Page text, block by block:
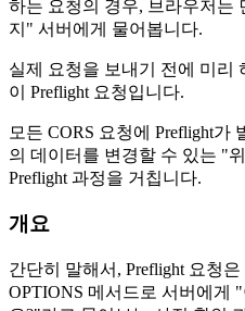
하는 요청의 경우, 브라우저는
지" 서버에게 물어봅니다.
실제 요청을 보내기 전에 미리
이 Preflight 요청입니다.
모든 CORS 요청에 Preflight가
의 데이터를 변경할 수 있는 "
Preflight 과정을 거칩니다.
개요
간단히 말해서, Preflight 요청
OPTIONS 메서드로 서버에게